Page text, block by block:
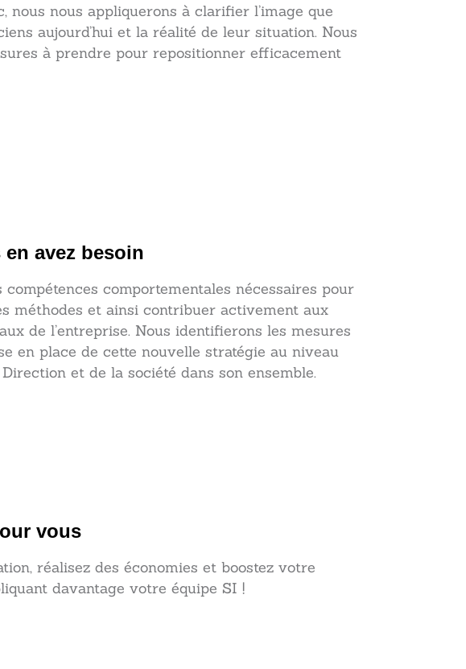
nous nous appliquerons à clarifier l’image que
aujourd’hui et la réalité de leur situation. Nous
à prendre pour repositionner efficacement
avez besoin
compétences comportementales nécessaires pour
méthodes et ainsi contribuer activement aux
de l’entreprise. Nous identifierons les mesures
en place de cette nouvelle stratégie au niveau
et de la société dans son ensemble.
vous
réalisez des économies et boostez votre
davantage votre équipe SI !